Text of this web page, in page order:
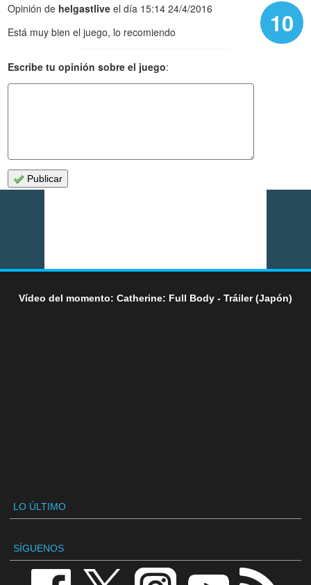
10
Opinión de helgastlive el día 15:14 24/4/2016
Está muy bien el juego, lo recomiendo
Escribe tu opinión sobre el juego:
Publicar
Vídeo del momento: Catherine: Full Body - Tráiler (Japón)
LO ÚLTIMO
SÍGUENOS